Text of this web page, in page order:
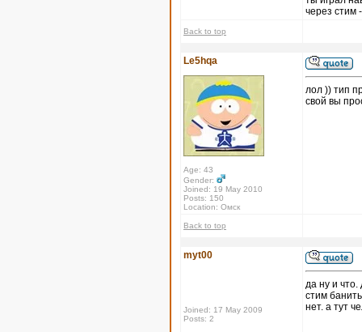
через стим
Back to top
Le5hqa
Age: 43
Gender:
Joined: 19 May 2010
Posts: 150
Location: Омск
лол )) тип
свой вы
Back to top
myt00
Joined: 17 May 2009
Posts: 2
да ну и что.
стим
нет. а тут